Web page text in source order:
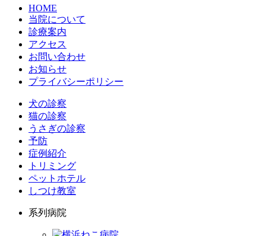
HOME
当院について
診療案内
アクセス
お問い合わせ
お知らせ
プライバシーポリシー
犬の診察
猫の診察
うさぎの診察
予防
症例紹介
トリミング
ペットホテル
しつけ教室
系列病院